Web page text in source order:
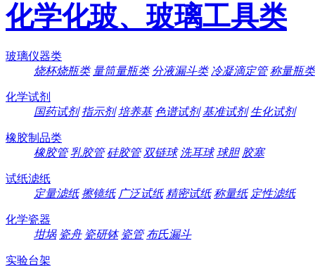
化学化玻、玻璃工具类
玻璃仪器类
烧杯烧瓶类 量筒量瓶类 分液漏斗类 冷凝滴定管 称量瓶类
化学试剂
国药试剂 指示剂 培养基 色谱试剂 基准试剂 生化试剂
橡胶制品类
橡胶管 乳胶管 硅胶管 双链球 洗耳球 球胆 胶塞
试纸滤纸
定量滤纸 擦镜纸 广泛试纸 精密试纸 称量纸 定性滤纸
化学瓷器
坩埚 瓷舟 瓷研钵 瓷管 布氏漏斗
实验台架